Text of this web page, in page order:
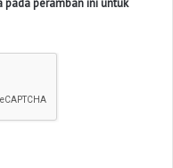
pada peramban ini untuk